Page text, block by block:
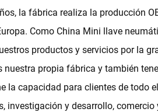
la fábrica realiza la producción
Como China Mini llave
productos y servicios por la
nuestra propia fábrica y también
la capacidad para clientes de todo
investigación y desarrollo,